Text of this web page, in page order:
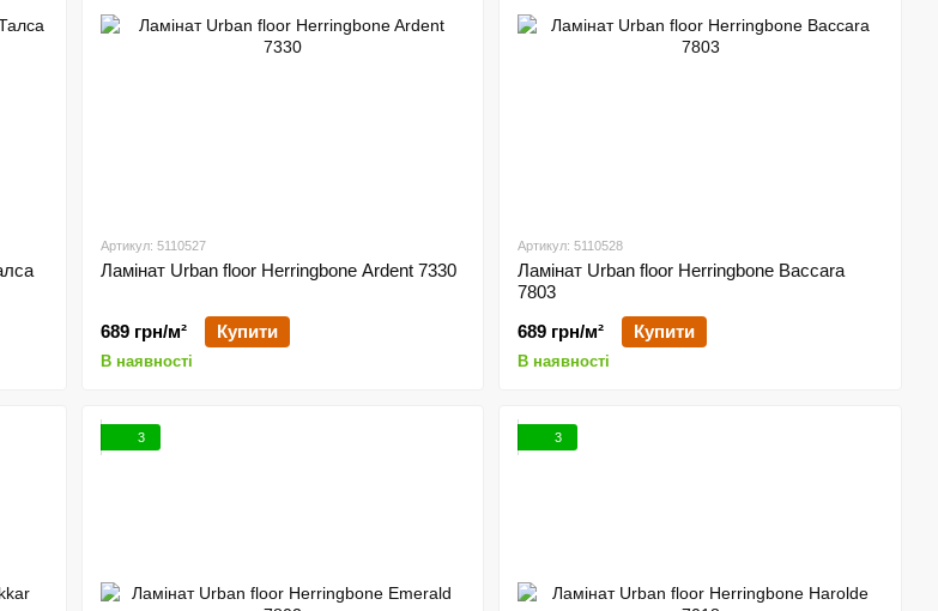
Артикул: 5110527
Ламінат Urban floor Herringbone Ardent 7330
689 грн/м² Купити
В наявності
Артикул: 5110528
Ламінат Urban floor Herringbone Baccara
7803
689 грн/м²
Купити
В наявності
3 3